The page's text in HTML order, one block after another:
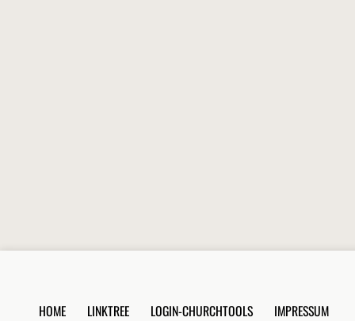
HOME LINKTREE LOGIN-CHURCHTOOLS
IMPRESSUM